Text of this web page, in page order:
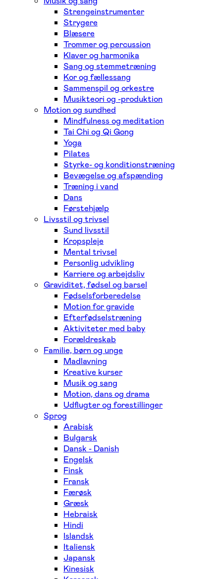
Strengeinstrumenter
Strygere
Blæsere
Trommer og percussion
Klaver og harmonika
Sang og stemmetræning
Kor og fællessang
Sammenspil og orkestre
Musikteori og -produktion
Motion og sundhed
Mindfulness og meditation
Tai Chi og Qi Gong
Yoga
Pilates
Styrke- og konditionstræning
Bevægelse og afspænding
Træning i vand
Dans
Førstehjælp
Livsstil og trivsel
Sund livsstil
Kropspleje
Mental trivsel
Personlig udvikling
Karriere og arbejdsliv
Graviditet, fødsel og barsel
Fødselsforberedelse
Motion for gravide
Efterfødselstræning
Aktiviteter med baby
Forældreskab
Familie, børn og unge
Madlavning
Kreative kurser
Musik og sang
Motion, dans og drama
Udflugter og forestillinger
Sprog
Arabisk
Bulgarsk
Dansk - Danish
Engelsk
Finsk
Fransk
Færøsk
Græsk
Hebraisk
Hindi
Islandsk
Italiensk
Japansk
Kinesisk